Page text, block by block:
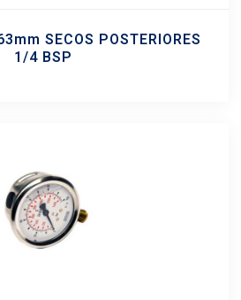
SECOS POSTERIORES
1/4 BSP